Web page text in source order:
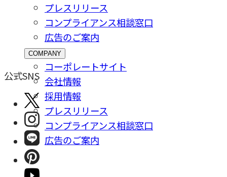
プレスリリース
コンプライアンス相談窓⼝
広告のご案内
COMPANY
コーポレートサイト
会社情報
採⽤情報
プレスリリース
コンプライアンス相談窓⼝
広告のご案内
公式SNS